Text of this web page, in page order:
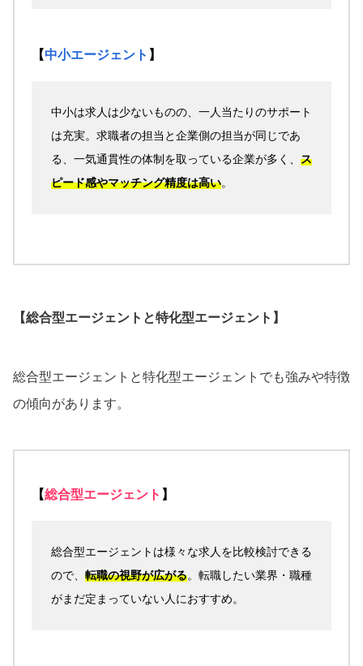
【中小エージェント 】
中小は求人は少ないものの、一人当たりのサポート
は充実。求職者の担当と企業側の担当が同じであ
る、一気通貫性の体制を取っている企業が多く、 ス
ピード感やマッチング精度は高い。
【総合型エージェントと特化型エージェント】
総合型エージェントと特化型エージェントでも強みや特徴
の傾向があります。
【総合型エージェント 】
総合型エージェントは様々な求人を比較検討できる
ので、 転職の視野が広がる。転職したい業界・職種
がまだ定まっていない人におすすめ。